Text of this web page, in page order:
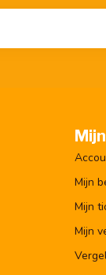
Mijn
Mijn
Mijn